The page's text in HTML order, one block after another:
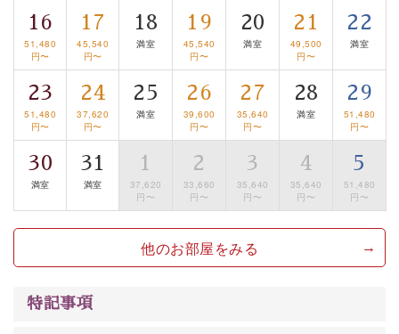
は【3日前まで】にお電話ください。
※交通規制などにより運行できない日がございます
※年末年始及び御柱祭前後は運行しておりません
以上が基本プランの内容です。
神秘なる諏訪湖に心癒される時間をお過ごしいただけま
したら幸いです。
16
51,480
円〜
17
45,540
円〜
18
満室
19
45,540
円〜
20
満室
21
49,500
円〜
22
満室
23
51,480
円〜
24
37,620
円〜
25
満室
26
39,600
円〜
27
35,640
円〜
28
満室
29
51,480
円〜
30
満室
31
満室
1
37,620
円〜
2
33,660
円〜
3
35,640
円〜
4
35,640
円〜
5
51,480
円〜
他のお部屋をみる
特記事項